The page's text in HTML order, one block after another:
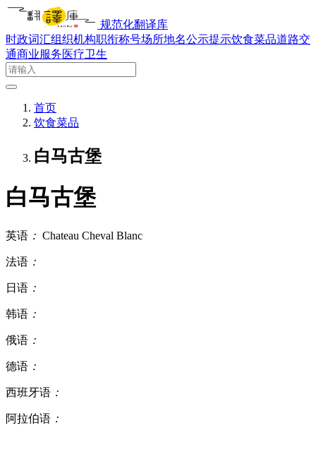
规范化翻译库
时政词汇组织机构职衔称号场所地名公示提示饮食菜品道路交
通商业服务医疗卫生
首页
饮食菜品
白马古堡
白马古堡
英语 ： Chateau Cheval Blanc
法语 ：
日语 ：
韩语 ：
俄语 ：
德语 ：
西班牙语 ：
阿拉伯语 ：